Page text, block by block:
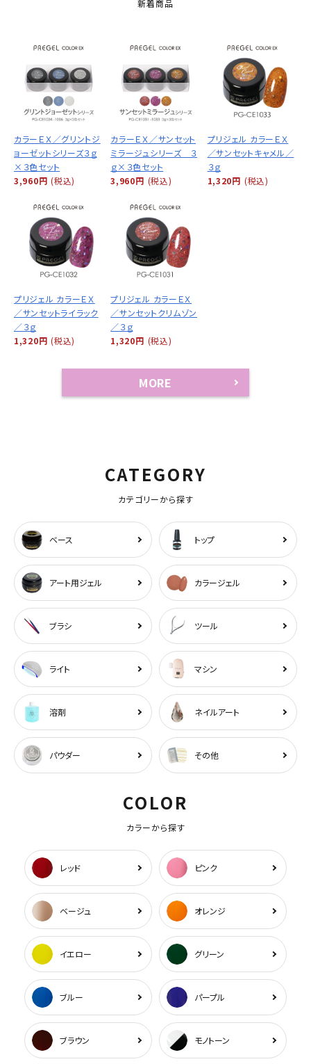
新着商品
カラーＥＸ／グリントジ
ョーゼットシリーズ３ｇ
×３色セット
3,960円 (税込)
カラーＥＸ／サンセット
ミラージュシリーズ ３
ｇ×３色セット
3,960円 (税込)
プリジェル カラーＥＸ
／サンセットキャメル／
３ｇ
1,320円 (税込)
プリジェル カラーＥＸ
／サンセットライラック
／３ｇ
1,320円 (税込)
プリジェル カラーＥＸ
／サンセットクリムゾン
／３ｇ
1,320円 (税込)
MORE
CATEGORY
カテゴリーから探す
ベース トップ
アート用ジェル カラージェル
ブラシ ツール
ライト マシン
溶剤 ネイルアート
パウダー その他
COLOR
カラーから探す
レッド ピンク
ベージュ オレンジ
イエロー グリーン
ブルー パープル
ブラウン モノトーン